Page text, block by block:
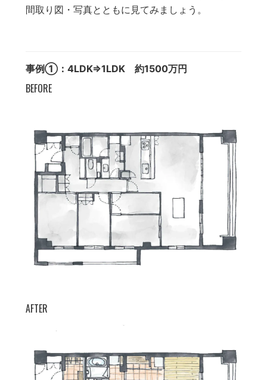
間取り図・写真とともに見てみましょう。
事例①：4LDK⇒1LDK 約1500万円
BEFORE
AFTER